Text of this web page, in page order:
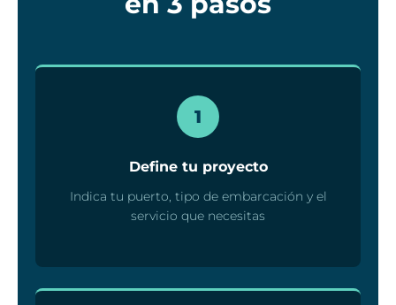
1
Define tu proyecto
Indica tu puerto, tipo de embarcación y el
servicio que necesitas